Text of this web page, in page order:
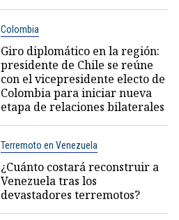
Colombia
Giro diplomático en la región:
presidente de Chile se reúne
con el vicepresidente electo de
Colombia para iniciar nueva
etapa de relaciones bilaterales
Terremoto en Venezuela
¿Cuánto costará reconstruir a
Venezuela tras los
devastadores terremotos?